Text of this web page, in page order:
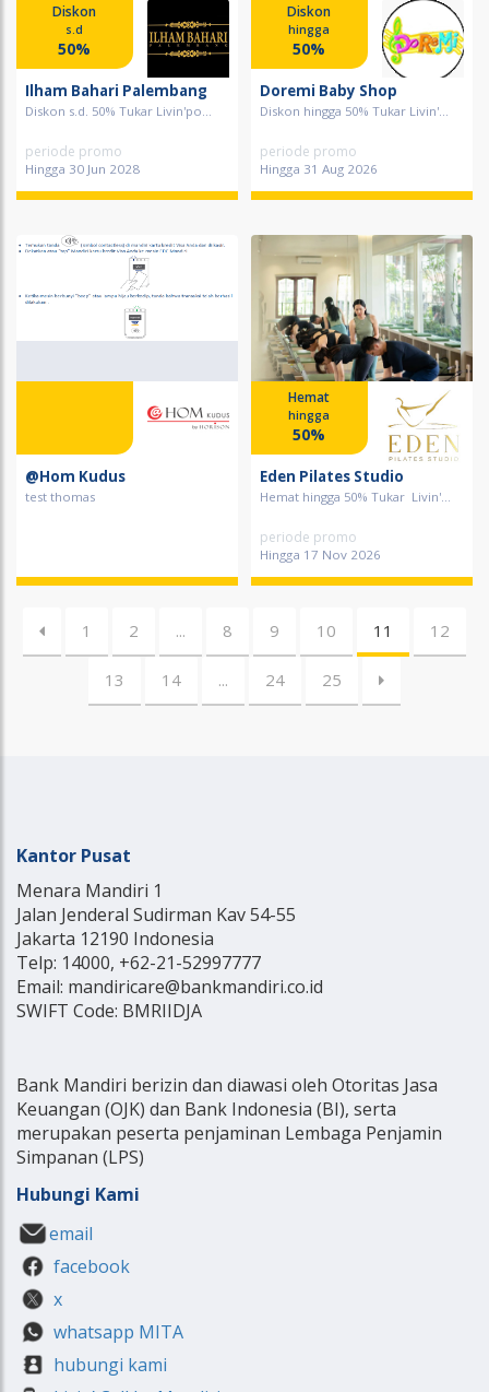
Diskon
s.d
50%
Ilham Bahari Palembang
Diskon s.d. 50% Tukar Livin'po...
periode promo
Hingga 30 Jun 2028
Diskon
hingga
50%
Doremi Baby Shop
Diskon hingga 50% Tukar Livin'...
periode promo
Hingga 31 Aug 2026
@Hom Kudus
test thomas
Hemat
hingga
50%
Eden Pilates Studio
Hemat hingga 50% Tukar Livin'...
periode promo
Hingga 17 Nov 2026
1 2 ... 8 9 10 11 12
13 14 ... 24 25
Kantor Pusat
Menara Mandiri 1
Jalan Jenderal Sudirman Kav 54-55
Jakarta 12190 Indonesia
Telp: 14000, +62-21-52997777
Email: mandiricare@bankmandiri.co.id
SWIFT Code: BMRIIDJA
Bank Mandiri berizin dan diawasi oleh Otoritas Jasa
Keuangan (OJK) dan Bank Indonesia (BI), serta
merupakan peserta penjaminan Lembaga Penjamin
Simpanan (LPS)
Hubungi Kami
email
facebook
x
whatsapp MITA
hubungi kami